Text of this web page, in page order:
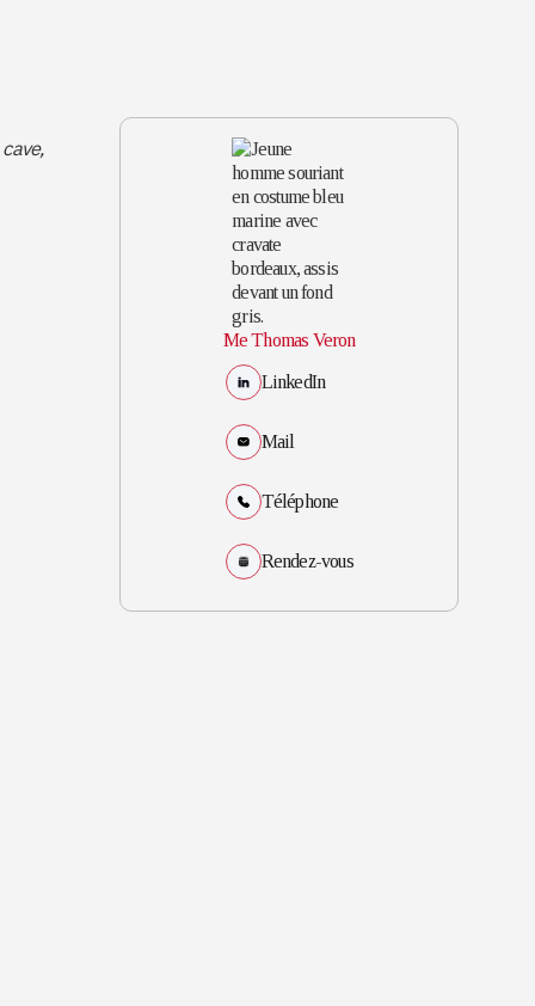
Me Thomas Veron
LinkedIn
Mail
Téléphone
Rendez-vous